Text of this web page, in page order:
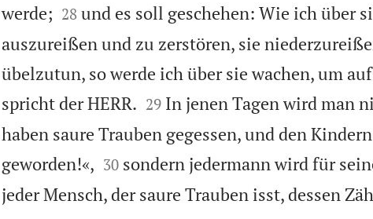
werde;
28 und es soll geschehen: Wie ich über
auszureißen und zu zerstören, sie
übelzutun, so werde ich über sie wachen, um
spricht der HERR.
29 In jenen Tagen wird man
haben saure Trauben gegessen, und den
geworden!«,
30 sondern jedermann wird für
jeder Mensch, der saure Trauben isst, dessen